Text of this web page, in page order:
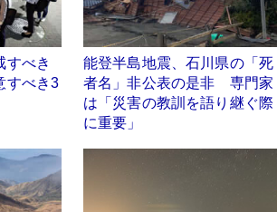
すべき
すべき3
能登半島地震、石川県の「死
者名」非公表の是非 専門家
は「災害の教訓を語り継ぐ際
に重要」